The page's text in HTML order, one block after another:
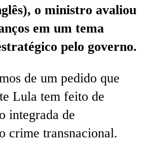
o ministro avaliou
em um tema
pelo governo.
de um pedido que
Lula tem feito de
integrada de
crime transnacional.